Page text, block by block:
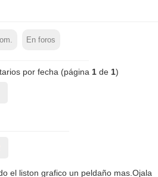
En foros
por fecha (página 1de 1)
el liston grafico un peldaño mas.Ojala